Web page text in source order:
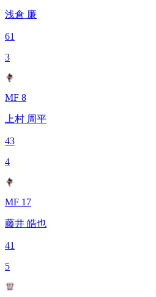
浅倉 廉
61
3
MF 8
上村 周平
43
4
MF 17
藤井 皓也
41
5